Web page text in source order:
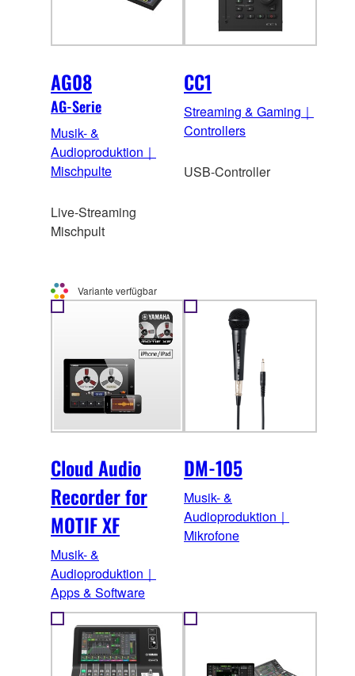
AG08
AG-Serie
Musik- &
Audioproduktion｜
Mischpulte
Live-Streaming
Mischpult
Variante verfügbar
CC1
Streaming & Gaming｜
Controllers
USB-Controller
Cloud Audio
Recorder for
MOTIF XF
Musik- &
Audioproduktion｜
Apps & Software
DM-105
Musik- &
Audioproduktion｜
Mikrofone